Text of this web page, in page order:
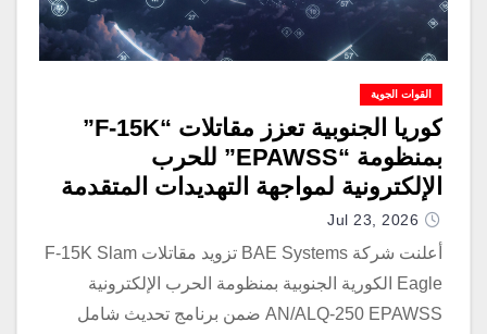
القوات الجوية
كوريا الجنوبية تعزز مقاتلات “F-15K”
بمنظومة “EPAWSS” للحرب
الإلكترونية لمواجهة التهديدات المتقدمة
Jul 23, 2026
أعلنت شركة BAE Systems تزويد مقاتلات F-15K Slam
Eagle الكورية الجنوبية بمنظومة الحرب الإلكترونية
AN/ALQ-250 EPAWSS ضمن برنامج تحديث شامل